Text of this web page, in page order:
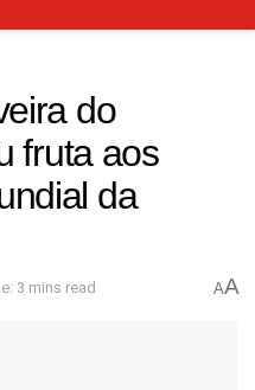
do
fruta aos
da
3 mins read AA